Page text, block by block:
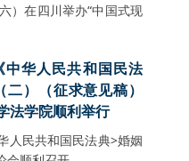
）在四川举办“中国式现
华人民共和国民法
）（征求意见稿）
法学院顺利举行
人民共和国民法典>婚姻